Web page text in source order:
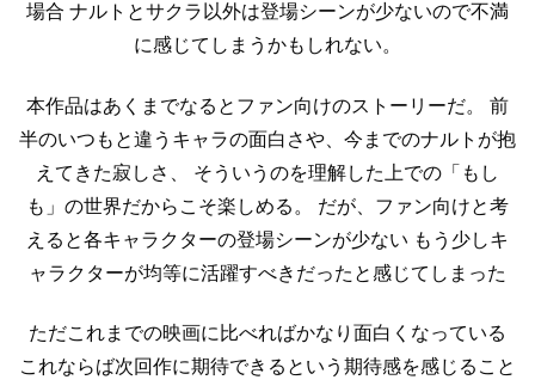
場合 ナルトとサクラ以外は登場シーンが少ないので不満
に感じてしまうかもしれない。
本作品はあくまでなるとファン向けのストーリーだ。
前
半のいつもと違うキャラの面白さや、今までのナルトが抱
えてきた寂しさ、
そういうのを理解した上での「もし
も」の世界だからこそ楽しめる。
だが、ファン向けと考
えると各キャラクターの登場シーンが少ない もう少しキ
ャラクターが均等に活躍すべきだったと感じてしまった
ただこれまでの映画に比べればかなり面白くなっている
これならば次回作に期待できるという期待感を感じること